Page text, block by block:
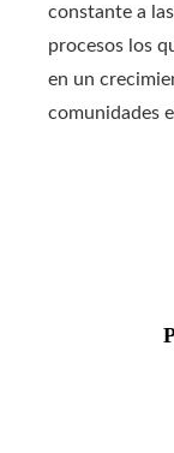
constante a
procesos los
en un
comunidades